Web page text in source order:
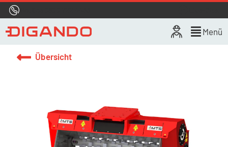
Menü
Übersicht